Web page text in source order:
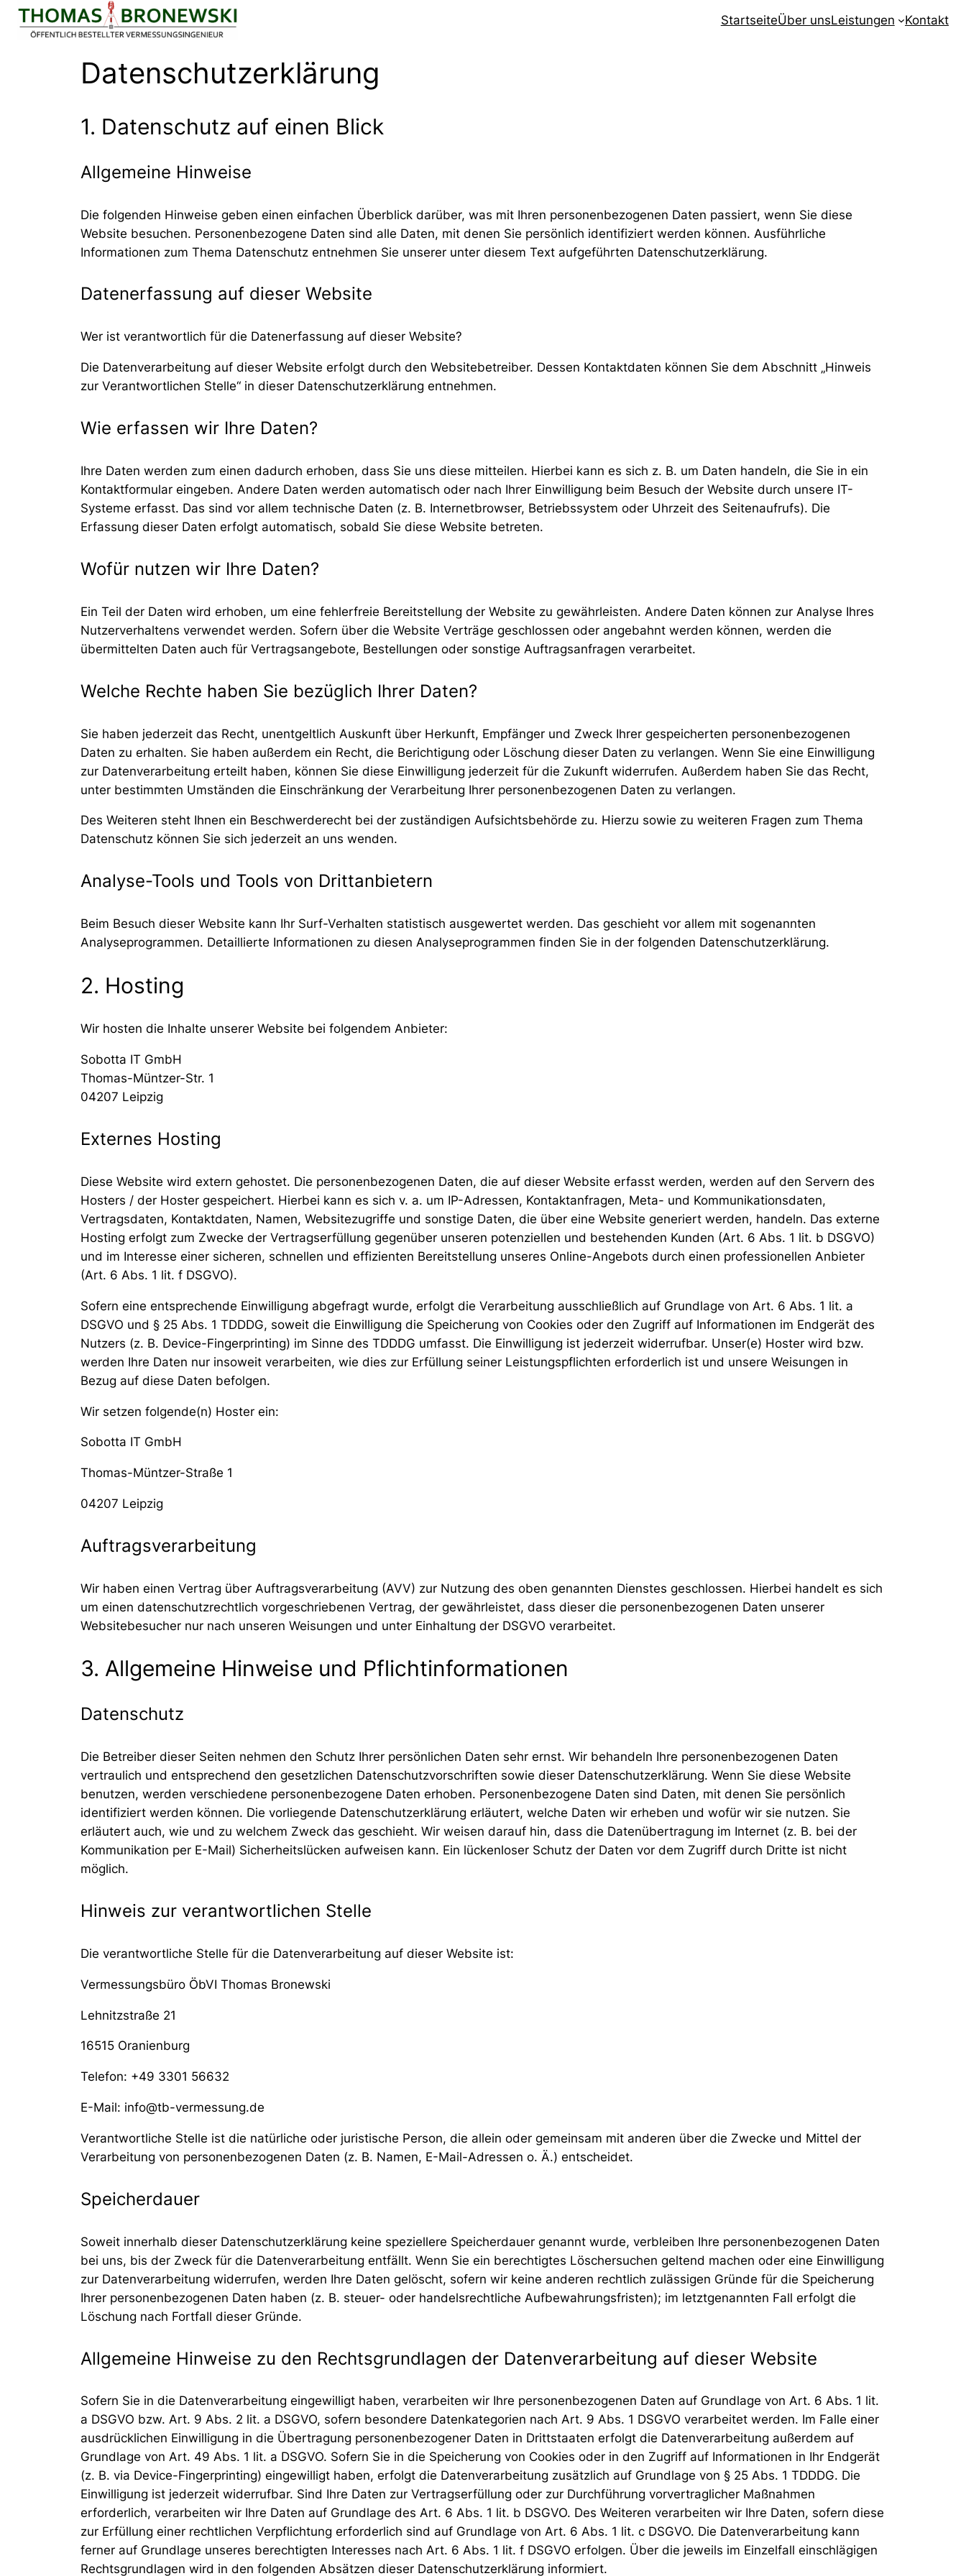
Zum
Inhalt
StartseiteÜber unsLeistungen Kontakt
Datenschutzerklärung
1. Datenschutz auf einen Blick
Allgemeine Hinweise
Die folgenden Hinweise geben einen einfachen Überblick darüber, was mit Ihren personenbezogenen Daten passiert, wenn Sie diese
Website besuchen. Personenbezogene Daten sind alle Daten, mit denen Sie persönlich identifiziert werden können. Ausführliche
Informationen zum Thema Datenschutz entnehmen Sie unserer unter diesem Text aufgeführten Datenschutzerklärung.
Datenerfassung auf dieser Website
Wer ist verantwortlich für die Datenerfassung auf dieser Website?
Die Datenverarbeitung auf dieser Website erfolgt durch den Websitebetreiber. Dessen Kontaktdaten können Sie dem Abschnitt „Hinweis
zur Verantwortlichen Stelle“ in dieser Datenschutzerklärung entnehmen.
Wie erfassen wir Ihre Daten?
Ihre Daten werden zum einen dadurch erhoben, dass Sie uns diese mitteilen. Hierbei kann es sich z. B. um Daten handeln, die Sie in ein
Kontaktformular eingeben. Andere Daten werden automatisch oder nach Ihrer Einwilligung beim Besuch der Website durch unsere IT-
Systeme erfasst. Das sind vor allem technische Daten (z. B. Internetbrowser, Betriebssystem oder Uhrzeit des Seitenaufrufs). Die
Erfassung dieser Daten erfolgt automatisch, sobald Sie diese Website betreten.
Wofür nutzen wir Ihre Daten?
Ein Teil der Daten wird erhoben, um eine fehlerfreie Bereitstellung der Website zu gewährleisten. Andere Daten können zur Analyse Ihres
Nutzerverhaltens verwendet werden. Sofern über die Website Verträge geschlossen oder angebahnt werden können, werden die
übermittelten Daten auch für Vertragsangebote, Bestellungen oder sonstige Auftragsanfragen verarbeitet.
Welche Rechte haben Sie bezüglich Ihrer Daten?
Sie haben jederzeit das Recht, unentgeltlich Auskunft über Herkunft, Empfänger und Zweck Ihrer gespeicherten personenbezogenen
Daten zu erhalten. Sie haben außerdem ein Recht, die Berichtigung oder Löschung dieser Daten zu verlangen. Wenn Sie eine Einwilligung
zur Datenverarbeitung erteilt haben, können Sie diese Einwilligung jederzeit für die Zukunft widerrufen. Außerdem haben Sie das Recht,
unter bestimmten Umständen die Einschränkung der Verarbeitung Ihrer personenbezogenen Daten zu verlangen.
Des Weiteren steht Ihnen ein Beschwerderecht bei der zuständigen Aufsichtsbehörde zu. Hierzu sowie zu weiteren Fragen zum Thema
Datenschutz können Sie sich jederzeit an uns wenden.
Analyse-Tools und Tools von Drittanbietern
Beim Besuch dieser Website kann Ihr Surf-Verhalten statistisch ausgewertet werden. Das geschieht vor allem mit sogenannten
Analyseprogrammen. Detaillierte Informationen zu diesen Analyseprogrammen finden Sie in der folgenden Datenschutzerklärung.
2. Hosting
Wir hosten die Inhalte unserer Website bei folgendem Anbieter:
Sobotta IT GmbH
Thomas-Müntzer-Str. 1
04207 Leipzig
Externes Hosting
Diese Website wird extern gehostet. Die personenbezogenen Daten, die auf dieser Website erfasst werden, werden auf den Servern des
Hosters / der Hoster gespeichert. Hierbei kann es sich v. a. um IP-Adressen, Kontaktanfragen, Meta- und Kommunikationsdaten,
Vertragsdaten, Kontaktdaten, Namen, Websitezugriffe und sonstige Daten, die über eine Website generiert werden, handeln. Das externe
Hosting erfolgt zum Zwecke der Vertragserfüllung gegenüber unseren potenziellen und bestehenden Kunden (Art. 6 Abs. 1 lit. b DSGVO)
und im Interesse einer sicheren, schnellen und effizienten Bereitstellung unseres Online-Angebots durch einen professionellen Anbieter
(Art. 6 Abs. 1 lit. f DSGVO).
Sofern eine entsprechende Einwilligung abgefragt wurde, erfolgt die Verarbeitung ausschließlich auf Grundlage von Art. 6 Abs. 1 lit. a
DSGVO und § 25 Abs. 1 TDDDG, soweit die Einwilligung die Speicherung von Cookies oder den Zugriff auf Informationen im Endgerät des
Nutzers (z. B. Device-Fingerprinting) im Sinne des TDDDG umfasst. Die Einwilligung ist jederzeit widerrufbar. Unser(e) Hoster wird bzw.
werden Ihre Daten nur insoweit verarbeiten, wie dies zur Erfüllung seiner Leistungspflichten erforderlich ist und unsere Weisungen in
Bezug auf diese Daten befolgen.
Wir setzen folgende(n) Hoster ein:
Sobotta IT GmbH
Thomas-Müntzer-Straße 1
04207 Leipzig
Auftragsverarbeitung
Wir haben einen Vertrag über Auftragsverarbeitung (AVV) zur Nutzung des oben genannten Dienstes geschlossen. Hierbei handelt es sich
um einen datenschutzrechtlich vorgeschriebenen Vertrag, der gewährleistet, dass dieser die personenbezogenen Daten unserer
Websitebesucher nur nach unseren Weisungen und unter Einhaltung der DSGVO verarbeitet.
3. Allgemeine Hinweise und Pflichtinformationen
Datenschutz
Die Betreiber dieser Seiten nehmen den Schutz Ihrer persönlichen Daten sehr ernst. Wir behandeln Ihre personenbezogenen Daten
vertraulich und entsprechend den gesetzlichen Datenschutzvorschriften sowie dieser Datenschutzerklärung. Wenn Sie diese Website
benutzen, werden verschiedene personenbezogene Daten erhoben. Personenbezogene Daten sind Daten, mit denen Sie persönlich
identifiziert werden können. Die vorliegende Datenschutzerklärung erläutert, welche Daten wir erheben und wofür wir sie nutzen. Sie
erläutert auch, wie und zu welchem Zweck das geschieht. Wir weisen darauf hin, dass die Datenübertragung im Internet (z. B. bei der
Kommunikation per E-Mail) Sicherheitslücken aufweisen kann. Ein lückenloser Schutz der Daten vor dem Zugriff durch Dritte ist nicht
möglich.
Hinweis zur verantwortlichen Stelle
Die verantwortliche Stelle für die Datenverarbeitung auf dieser Website ist:
Vermessungsbüro ÖbVI Thomas Bronewski
Lehnitzstraße 21
16515 Oranienburg
Telefon: +49 3301 56632
E-Mail: info@tb-vermessung.de
Verantwortliche Stelle ist die natürliche oder juristische Person, die allein oder gemeinsam mit anderen über die Zwecke und Mittel der
Verarbeitung von personenbezogenen Daten (z. B. Namen, E-Mail-Adressen o. Ä.) entscheidet.
Speicherdauer
Soweit innerhalb dieser Datenschutzerklärung keine speziellere Speicherdauer genannt wurde, verbleiben Ihre personenbezogenen Daten
bei uns, bis der Zweck für die Datenverarbeitung entfällt. Wenn Sie ein berechtigtes Löschersuchen geltend machen oder eine Einwilligung
zur Datenverarbeitung widerrufen, werden Ihre Daten gelöscht, sofern wir keine anderen rechtlich zulässigen Gründe für die Speicherung
Ihrer personenbezogenen Daten haben (z. B. steuer- oder handelsrechtliche Aufbewahrungsfristen); im letztgenannten Fall erfolgt die
Löschung nach Fortfall dieser Gründe.
Allgemeine Hinweise zu den Rechtsgrundlagen der Datenverarbeitung auf dieser Website
Sofern Sie in die Datenverarbeitung eingewilligt haben, verarbeiten wir Ihre personenbezogenen Daten auf Grundlage von Art. 6 Abs. 1 lit.
a DSGVO bzw. Art. 9 Abs. 2 lit. a DSGVO, sofern besondere Datenkategorien nach Art. 9 Abs. 1 DSGVO verarbeitet werden. Im Falle einer
ausdrücklichen Einwilligung in die Übertragung personenbezogener Daten in Drittstaaten erfolgt die Datenverarbeitung außerdem auf
Grundlage von Art. 49 Abs. 1 lit. a DSGVO. Sofern Sie in die Speicherung von Cookies oder in den Zugriff auf Informationen in Ihr Endgerät
(z. B. via Device-Fingerprinting) eingewilligt haben, erfolgt die Datenverarbeitung zusätzlich auf Grundlage von § 25 Abs. 1 TDDDG. Die
Einwilligung ist jederzeit widerrufbar. Sind Ihre Daten zur Vertragserfüllung oder zur Durchführung vorvertraglicher Maßnahmen
erforderlich, verarbeiten wir Ihre Daten auf Grundlage des Art. 6 Abs. 1 lit. b DSGVO. Des Weiteren verarbeiten wir Ihre Daten, sofern diese
zur Erfüllung einer rechtlichen Verpflichtung erforderlich sind auf Grundlage von Art. 6 Abs. 1 lit. c DSGVO. Die Datenverarbeitung kann
ferner auf Grundlage unseres berechtigten Interesses nach Art. 6 Abs. 1 lit. f DSGVO erfolgen. Über die jeweils im Einzelfall einschlägigen
Rechtsgrundlagen wird in den folgenden Absätzen dieser Datenschutzerklärung informiert.